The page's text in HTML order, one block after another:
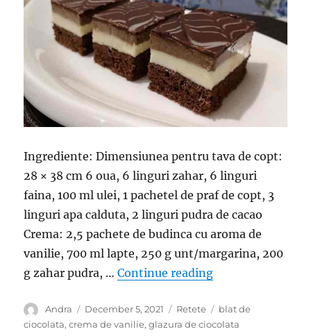
Ingrediente: Dimensiunea pentru tava de copt:
28 × 38 cm 6 oua, 6 linguri zahar, 6 linguri
faina, 100 ml ulei, 1 pachetel de praf de copt, 3
linguri apa calduta, 2 linguri pudra de cacao
Crema: 2,5 pachete de budinca cu aroma de
vanilie, 700 ml lapte, 250 g unt/margarina, 200
g zahar pudra, …Continue reading“Desert cu doua
Author
Andra
Posted
on
December 5, 2021 Categories
Retete Tags
blat de
ciocolata,crema de vanilie,glazura de ciocolata